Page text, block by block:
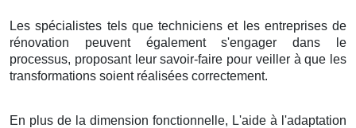
Les spécialistes tels que techniciens et les entreprises de
rénovation peuvent également s'engager dans le
processus, proposant leur savoir-faire pour veiller à que les
transformations soient réalisées correctement.
En plus de la dimension fonctionnelle, L'aide à l'adaptation